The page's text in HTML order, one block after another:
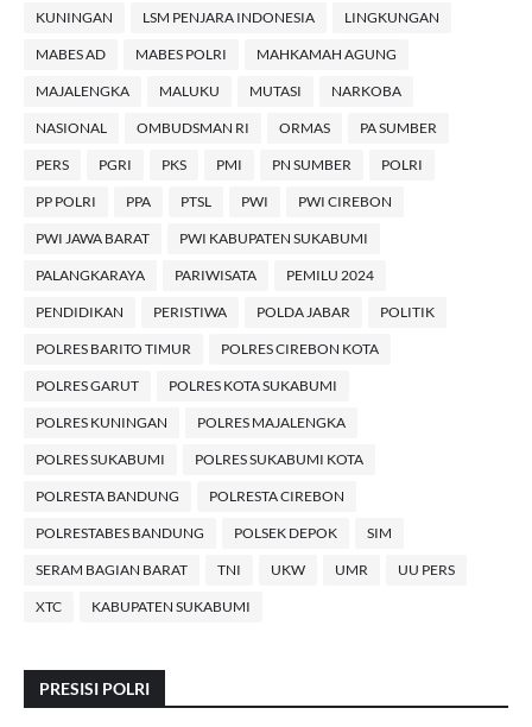
KUNINGAN LSM PENJARA INDONESIA LINGKUNGAN
MABES AD MABES POLRI MAHKAMAH AGUNG
MAJALENGKA MALUKU MUTASI NARKOBA
NASIONAL OMBUDSMAN RI ORMAS PA SUMBER
PERS PGRI PKS PMI PN SUMBER POLRI
PP POLRI PPA PTSL PWI PWI CIREBON
PWI JAWA BARAT PWI KABUPATEN SUKABUMI
PALANGKARAYA PARIWISATA PEMILU 2024
PENDIDIKAN PERISTIWA POLDA JABAR POLITIK
POLRES BARITO TIMUR POLRES CIREBON KOTA
POLRES GARUT POLRES KOTA SUKABUMI
POLRES KUNINGAN POLRES MAJALENGKA
POLRES SUKABUMI POLRES SUKABUMI KOTA
POLRESTA BANDUNG POLRESTA CIREBON
POLRESTABES BANDUNG POLSEK DEPOK SIM
SERAM BAGIAN BARAT TNI UKW UMR UU PERS
XTC KABUPATEN SUKABUMI
PRESISI POLRI